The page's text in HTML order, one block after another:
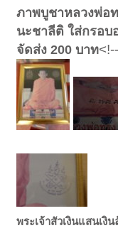
ภาพบูชาหลวงพ่อ
นะชาลีติ ใส่กรอบ
จัดส่ง 200 บาท
พระเจ้าสัวเงินแสนเ